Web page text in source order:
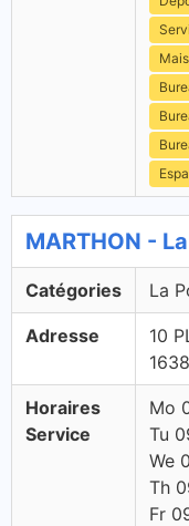
MARTHON -
Catégories La
Adresse
10
Horaires
Service
Mo
Tu
We
Th
Fr